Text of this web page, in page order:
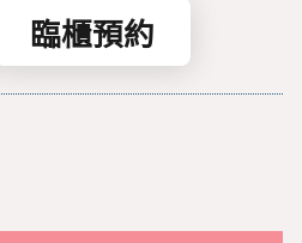
臨櫃預約